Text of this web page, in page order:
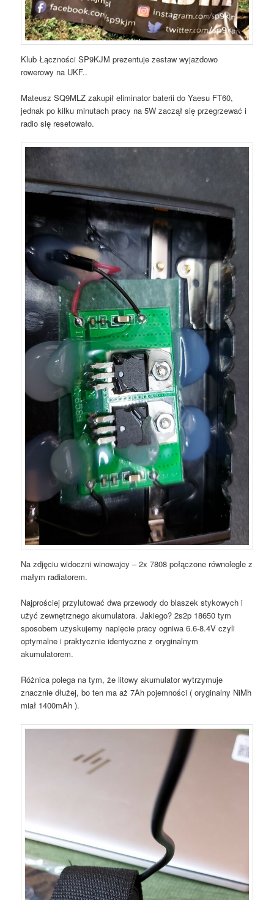
Klub Łączności SP9KJM prezentuje zestaw wyjazdowo
rowerowy na UKF..
Mateusz SQ9MLZ zakupił eliminator baterii do Yaesu FT60,
jednak po kilku minutach pracy na 5W zaczął się przegrzewać i
radio się resetowało.
Na zdjęciu widoczni winowajcy – 2x 7808 połączone równolegle z
małym radiatorem.
Najprościej przylutować dwa przewody do blaszek stykowych i
użyć zewnętrznego akumulatora. Jakiego? 2s2p 18650 tym
sposobem uzyskujemy napięcie pracy ogniwa 6.6-8.4V czyli
optymalne i praktycznie identyczne z oryginalnym
akumulatorem.
Różnica polega na tym, że litowy akumulator wytrzymuje
znacznie dłużej, bo ten ma aż 7Ah pojemności ( oryginalny NiMh
miał 1400mAh ).